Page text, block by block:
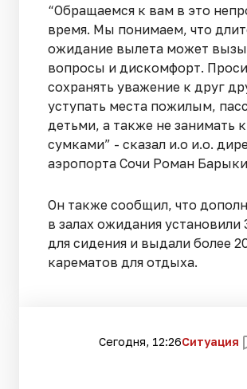
“Обращаемся к вам в это
время. Мы понимаем, что
ожидание вылета может
вопросы и дискомфорт.
сохранять уважение к друг
уступать места пожилым,
детьми, а также не занимать
сумками” - сказал и.о и.о.
аэропорта Сочи Роман
Он также сообщил, что
в залах ожидания установили
для сидения и выдали более
карематов для отдыха.
Сегодня, 12:26Ситуация